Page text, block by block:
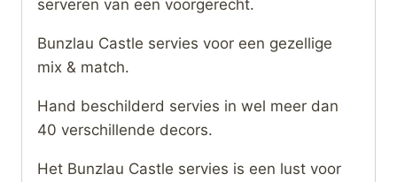
serveren van een voorgerecht.
Bunzlau Castle servies voor een gezellige
mix & match.
Hand beschilderd servies in wel meer dan
40 verschillende decors.
Het Bunzlau Castle servies is een lust voor